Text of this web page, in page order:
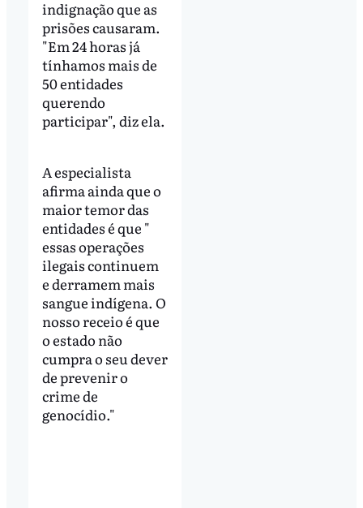
indignação que as
prisões causaram.
"Em 24 horas já
tínhamos mais de
50 entidades
querendo
participar", diz ela.
A especialista
afirma ainda que o
maior temor das
entidades é que "
essas operações
ilegais continuem
e derramem mais
sangue indígena. O
nosso receio é que
o estado não
cumpra o seu dever
de prevenir o
crime de
genocídio."